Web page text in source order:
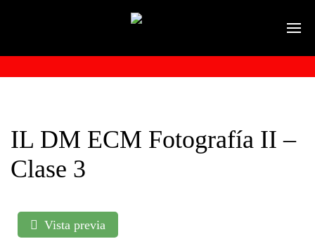
IL DM ECM Fotografía II –
Clase 3
Vista previa